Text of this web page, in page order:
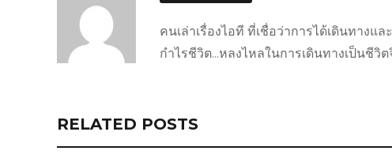
คนเล่าเรื่องไอที ที่เชื่อว่าการได้เดินทาง
กำไรชีวิต...หลงไหลในการเดินทางเป็นชีวิ
RELATED POSTS